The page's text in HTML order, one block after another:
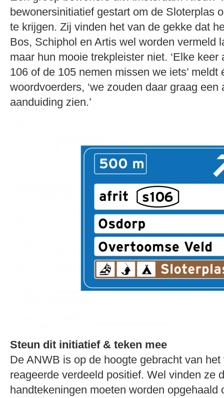
bewonersinitiatief gestart om de Sloterplas
te krijgen. Zij vinden het van de gekke dat
Bos, Schiphol en Artis wel worden vermeld
maar hun mooie trekpleister niet. ‘Elke keer
106 of de 105 nemen missen we iets’ meldt
woordvoerders, ‘we zouden daar graag een
aanduiding zien.’
Steun dit initiatief & teken mee
De ANWB is op de hoogte gebracht van het
reageerde verdeeld positief. Wel vinden ze
handtekeningen moeten worden opgehaald